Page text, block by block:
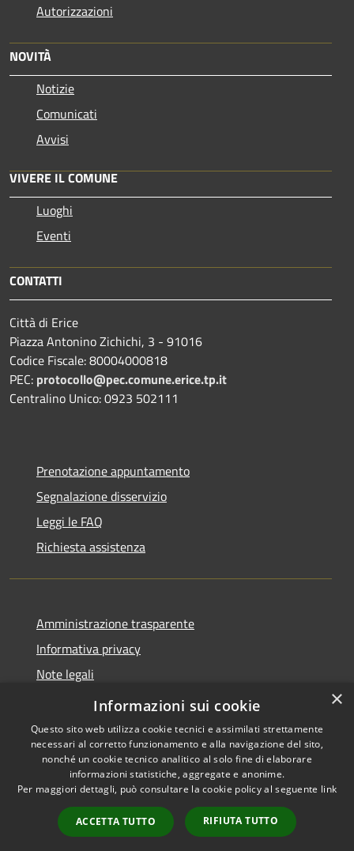
Autorizzazioni
NOVITÀ
Notizie
Comunicati
Avvisi
VIVERE IL COMUNE
Luoghi
Eventi
CONTATTI
Città di Erice
Piazza Antonino Zichichi, 3 - 91016
Codice Fiscale: 80004000818
PEC: protocollo@pec.comune.erice.tp.it
Centralino Unico: 0923 502111
Prenotazione appuntamento
Segnalazione disservizio
Leggi le FAQ
Richiesta assistenza
Amministrazione trasparente
Informativa privacy
Note legali
Dichiarazione di accessibilità
Accessibilità
Copyright © 2026 • Città di
Erice • Powered by
Municipium•
Accesso
redazione
×
Informazioni sui cookie
Questo sito web utilizza cookie tecnici e assimilati strettamente
necessari al corretto funzionamento e alla navigazione del sito,
nonché un cookie tecnico analitico al solo fine di elaborare
informazioni statistiche, aggregate e anonime.
Per maggiori dettagli, può consultare la cookie policy al seguente link
ACCETTA TUTTO RIFIUTA TUTTO